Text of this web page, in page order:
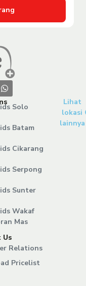
Solo
Batam
Cikarang
Serpong
Sunter
Wakaf
Mas
Lihat
lokasi
lainnya
Us
Relations
Pricelist